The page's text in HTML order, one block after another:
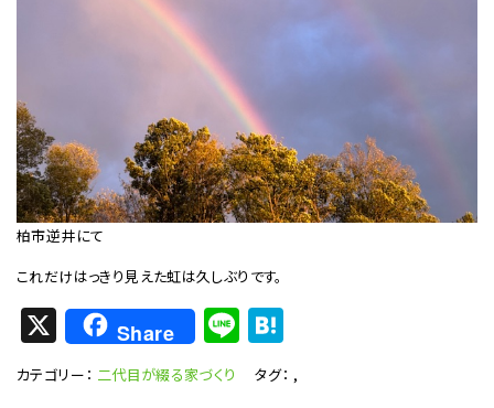
柏市逆井にて
これだけはっきり見えた虹は久しぶりです。
X Share Li
n
e
H
at
e
カテゴリー： 二代目が綴る家づくり タグ： ,